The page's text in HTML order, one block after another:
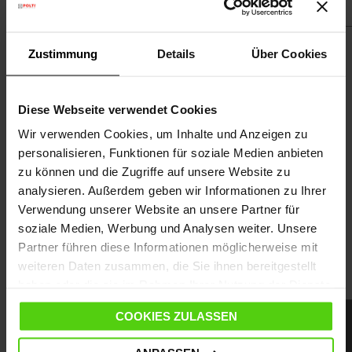
Zustimmung Details Über Cookies
Diese Webseite verwendet Cookies
Wir verwenden Cookies, um Inhalte und Anzeigen zu
personalisieren, Funktionen für soziale Medien anbieten
zu können und die Zugriffe auf unsere Website zu
analysieren. Außerdem geben wir Informationen zu Ihrer
Verwendung unserer Website an unsere Partner für
soziale Medien, Werbung und Analysen weiter. Unsere
Partner führen diese Informationen möglicherweise mit
weiteren Daten zusammen, die Sie ihnen bereitgestellt
gesammelt haben.
COOKIES ZULASSEN
Bodenstaubsauger
Andere Produkte